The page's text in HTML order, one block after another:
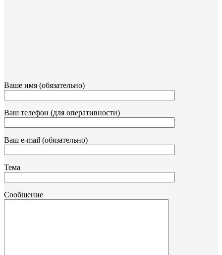
Ваше имя (обязательно)
Ваш телефон (для оперативности)
Ваш e-mail (обязательно)
Тема
Сообщение